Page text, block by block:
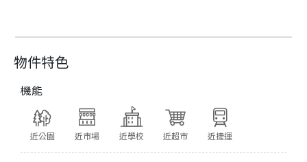
物件特色
機能
近公園 近市場 近學校 近超市 近捷運